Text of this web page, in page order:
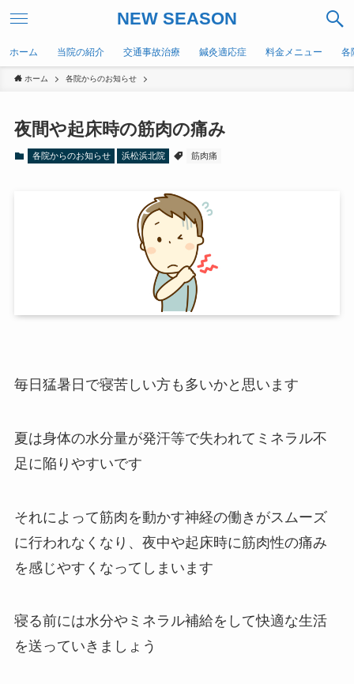
NEW SEASON
ホーム 当院の紹介 交通事故治療 鍼灸適応症 料金メニュー 各
ホーム 各院からのお知らせ
夜間や起床時の筋肉の痛み
各院からのお知らせ 浜松浜北院 筋肉痛
毎日猛暑日で寝苦しい方も多いかと思います
夏は身体の水分量が発汗等で失われてミネラル不
足に陥りやすいです
それによって筋肉を動かす神経の働きがスムーズ
に行われなくなり、夜中や起床時に筋肉性の痛み
を感じやすくなってしまいます
寝る前には水分やミネラル補給をして快適な生活
を送っていきましょう